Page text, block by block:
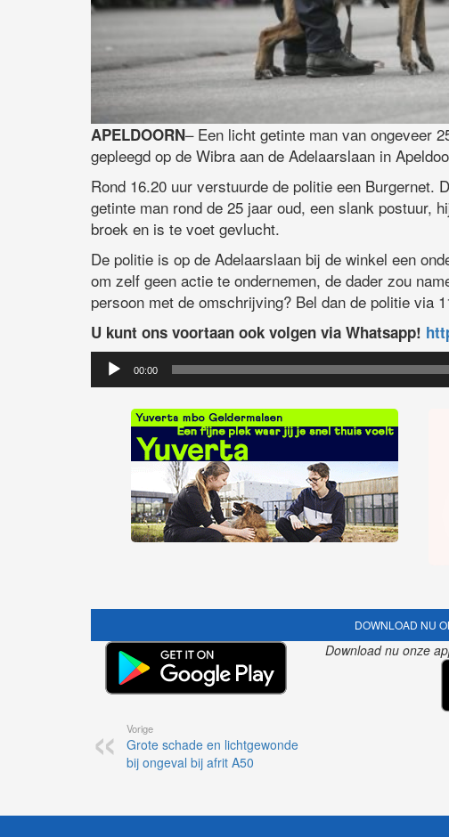
APELDOORN– Een licht getinte man van ongeveer
gepleegd op de Wibra aan de Adelaarslaan in
Rond 16.20 uur verstuurde de politie een Burgernet.
getinte man rond de 25 jaar oud, een slank postuur,
broek en is te voet gevlucht.
De politie is op de Adelaarslaan bij de winkel een
om zelf geen actie te ondernemen, de dader zou
persoon met de omschrijving? Bel dan de politie via
U kunt ons voortaan ook volgen via Whatsapp!
Audiospeler
00:00
DOWNLOAD NU
Download nu onze
Vorige
Grote schade en lichtgewonde
bij ongeval bij afrit A50